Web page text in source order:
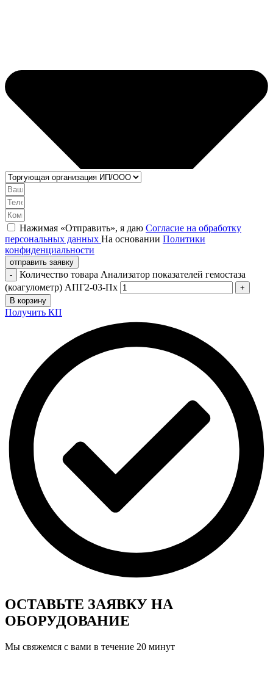
Нажимая «Отправить», я даю Согласие на обработку
персональных данных На основании Политики
конфиденциальности
отправить заявку
Количество товара Анализатор показателей гемостаза
(коагулометр) АПГ2-03-Пх
В корзину
Получить КП
ОСТАВЬТЕ ЗАЯВКУ НА
ОБОРУДОВАНИЕ
Мы свяжемся с вами в течение 20 минут